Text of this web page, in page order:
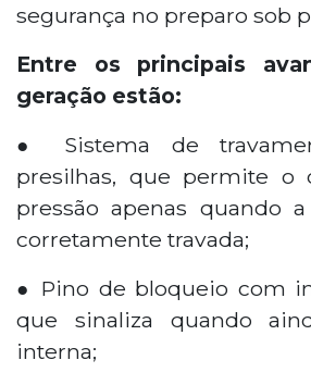
segurança no preparo sob
Entre os principais
geração estão:
● Sistema de
presilhas, que permite o
pressão apenas quando
corretamente travada;
● Pino de bloqueio com
que sinaliza quando
interna;